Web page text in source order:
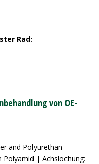
Rad:
von OE-
and Polyurethan-
Polyamid | Achslochung: